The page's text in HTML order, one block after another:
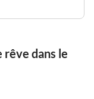
rêve dans le